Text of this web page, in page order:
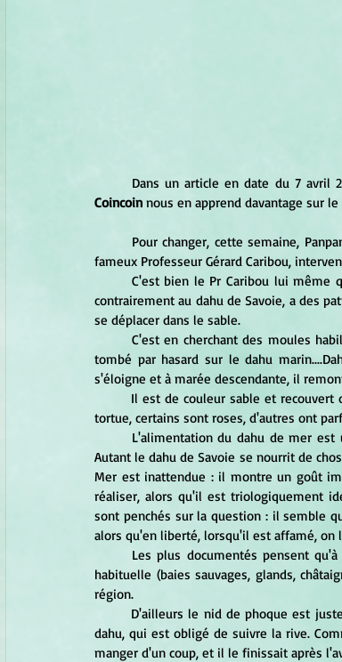
	Dans un article en date du
7 avril
Coincoin nous en apprend davantage sur
fameux Professeur Gérard Caribou,
contrairement au dahu de Savoie, a des
se déplacer dans le sable.
tombé par hasard sur le dahu
s'éloigne et à marée descendante, il
tortue, certains sont roses, d'autres ont
Autant le dahu de Savoie se nourrit de
Mer est inattendue : il montre un goût
réaliser, alors qu'il est triologiquement
sont penchés sur la question : il semble
alors qu'en liberté, lorsqu'il est affamé, on
habituelle (baies sauvages, glands,
région.
dahu, qui est obligé de suivre la rive.
manger d'un coup, et il le finissait après